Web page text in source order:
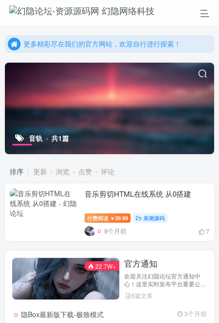
更多精彩尽在我们的官方网站，欢迎自行进行探索！
更多精彩尽在我们的官方网站，欢迎自行进行探索！
幻隐网络科技，感谢您的加入以及使用我们的系统！
音轨 共1篇
排序 更新 浏览 点赞 评论
音乐剪切HTML在线系统 从0搭建
付费阅读 ￥39.99 亲测源码
9个月前 7
22.7W+ 官方通知
欢迎关注幻隐论坛官方通知中
心！这里实时发布平台重要公
告、活动规则、功能更新、安全
提醒及用户权益说明，确保每位
们坚持公开透明，通过权威通知
6篇文章
隐Box最新版下载-极致模式 3个月前